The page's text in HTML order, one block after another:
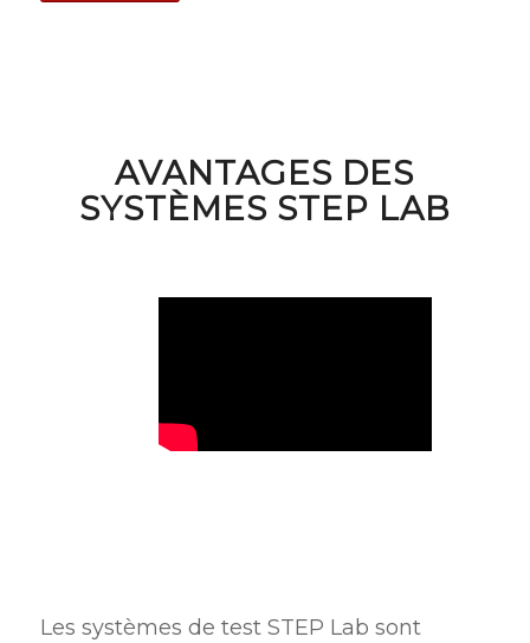
AVANTAGES DES
SYSTÈMES STEP LAB
Les systèmes de test STEP Lab sont